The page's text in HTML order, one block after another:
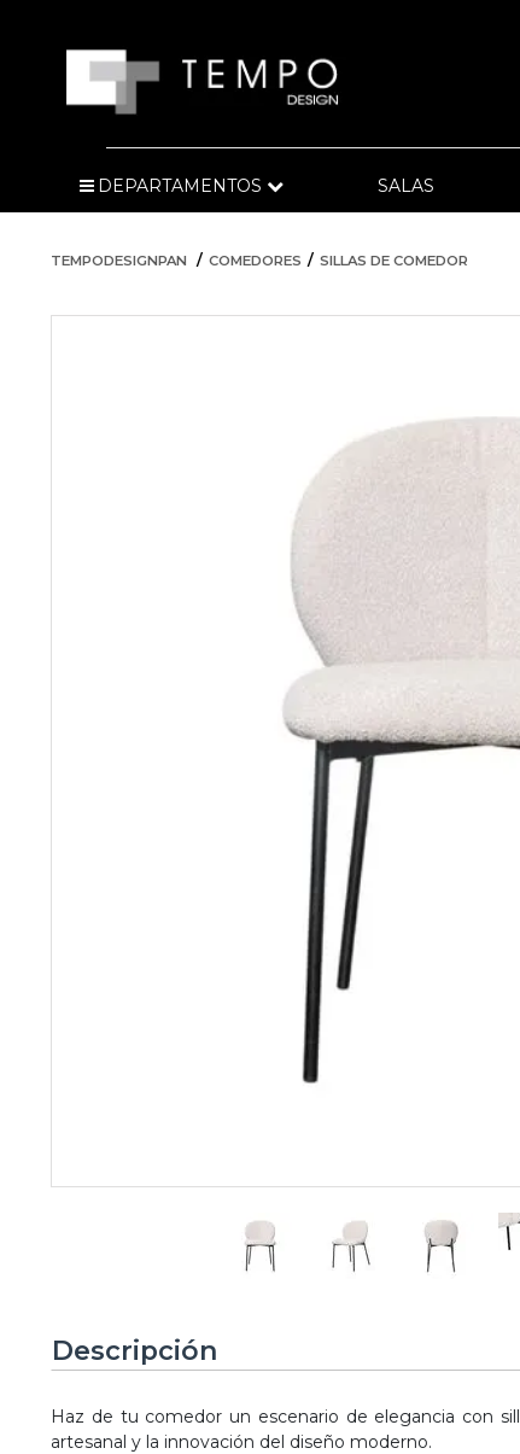
DEPARTAMENTOS SALAS
TEMPODESIGNPAN COMEDORES SILLAS DE COMEDOR
Descripción
Haz de tu comedor un escenario de elegancia con
artesanal y la innovación del diseño moderno.